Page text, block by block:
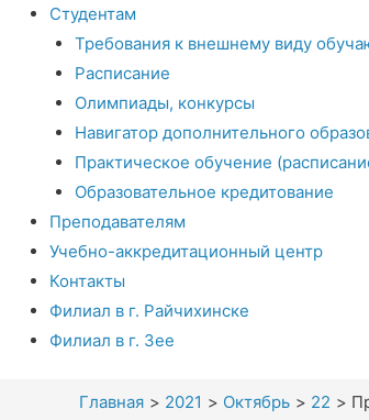
Студентам
Требования к внешнему виду
Расписание
Олимпиады, конкурсы
Навигатор дополнительного
Практическое обучение
Образовательное кредитование
Преподавателям
Учебно-аккредитационный центр
Контакты
Филиал в г. Райчихинске
Филиал в г. Зее
Главная 2021 Октябрь 22